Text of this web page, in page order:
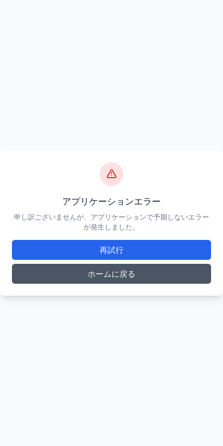
アプリケーションエラー
申し訳ございませんが、アプリケーションで予期しないエラー
が発生しました。
再試行
ホームに戻る